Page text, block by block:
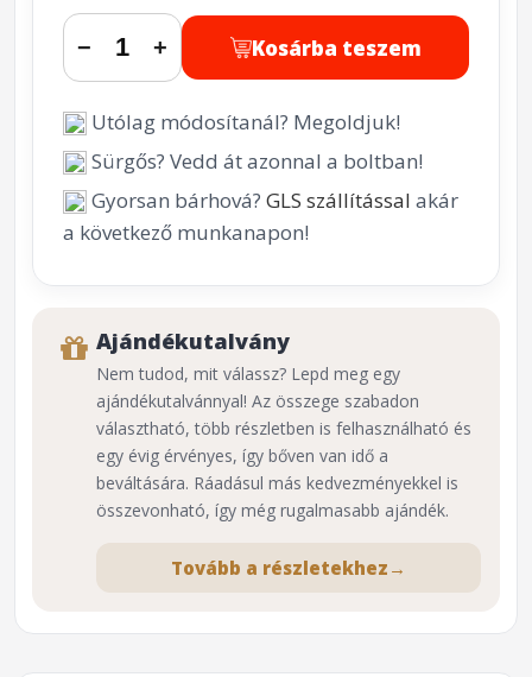
− + Kosárba teszem
Utólag módosítanál? Megoldjuk!
Sürgős? Vedd át azonnal a boltban!
Gyorsan bárhová? GLS szállítással akár
a következő munkanapon!
Ajándékutalvány
Nem tudod, mit válassz? Lepd meg egy
ajándékutalvánnyal! Az összege szabadon
választható, több részletben is felhasználható és
egy évig érvényes, így bőven van idő a
beváltására. Ráadásul más kedvezményekkel is
összevonható, így még rugalmasabb ajándék.
Tovább a részletekhez →